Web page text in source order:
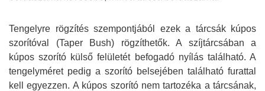
Tengelyre rögzítés szempontjából ezek a tárcsák kúpos
szorítóval (Taper Bush) rögzíthetők. A szíjtárcsában a
kúpos szorító külső felületét befogadó nyílás található. A
tengelyméret pedig a szorító belsejében található furattal
kell egyezzen. A kúpos szorító nem tartozéka a tárcsának,